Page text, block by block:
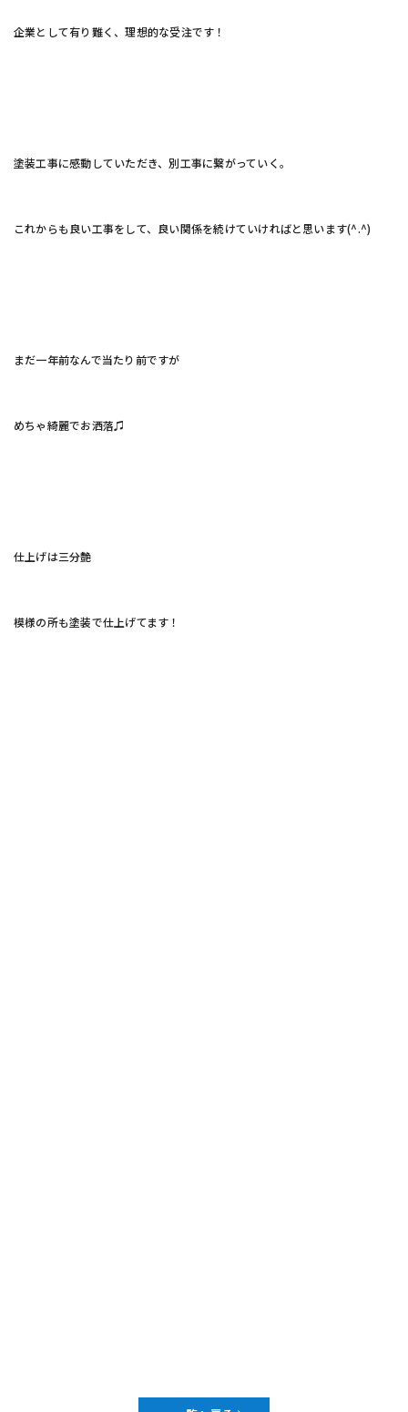
企業として有り難く、理想的な受注です！
塗装工事に感動していただき、別工事に繋がっていく。
これからも良い工事をして、良い関係を続けていければと思います(^.^)
まだ一年前なんで当たり前ですが
めちゃ綺麗でお洒落♫
仕上げは三分艶
模様の所も塗装で仕上げてます！